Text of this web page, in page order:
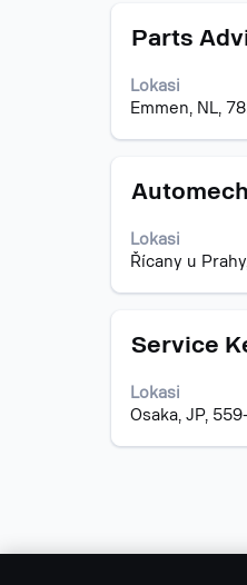
penuh
maklumat
kerja.
Jawatan
Parts
Lokasi
Emmen, NL,
Pilih
bar
ruang
melihat
penuh
maklumat
kerja.
Jawatan
Lokasi
Řícany u
Pilih
bar
ruang
melihat
penuh
maklumat
kerja.
Jawatan
Service
Lokasi
Osaka, JP,
Pilih
bar
ruang
melihat